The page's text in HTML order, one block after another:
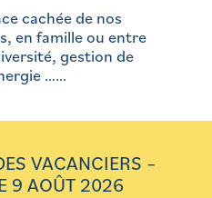
cachée de nos
en famille ou entre
gestion de
……
VACANCIERS –
9 AOÛT 2026